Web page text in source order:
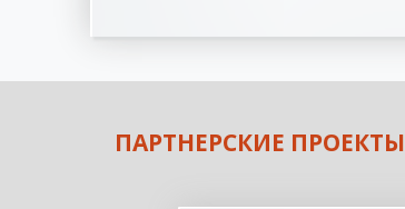
ПАРТНЕРСКИЕ ПРОЕКТЫ